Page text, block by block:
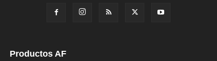
Productos AF